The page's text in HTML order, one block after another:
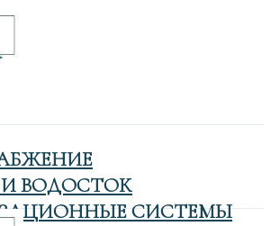
ВОДОСТОК
СИСТЕМЫ